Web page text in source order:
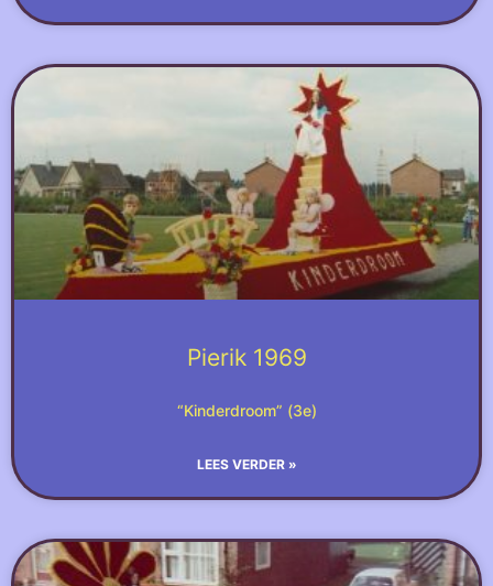
Pierik 1969
“Kinderdroom” (3e)
LEES VERDER »